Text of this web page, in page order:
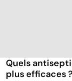
Quels
plus efficaces ?